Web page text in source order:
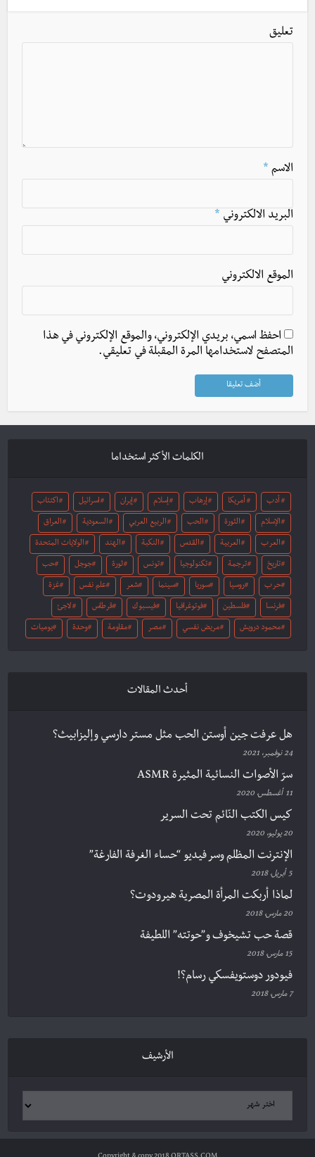
تعليق
الاسم *
البريد الالكتروني *
الموقع الالكتروني
احفظ اسمي، بريدي الإلكتروني، والموقع الإلكتروني في هذا
المتصفح لاستخدامها المرة المقبلة في تعليقي.
الكلمات الأكثر استخداما
أدب أمريكا إرهاب إسلام إيران اسرائيل اكتئاب
الإسلام الثورة الحب الربيع العربي السعودية العراق
العرب العربية القدس النكبة الهند الولايات المتحدة
تاريخ ترجمة تكنولوجيا تونس ثورة جوجل حب
حرب روسيا سوريا سينما شعر علم نفس غزة
فرنسا فلسطين فوتوغرافيا فيسبوك قرطاس لاجئ
محمود درويش مريض نفسي مصر مقاومة وحدة يوميات
أحدث المقالات
هل عرفت جين أوستن الحب مثل مستر دارسي وإليزابيث؟
24 نوفمبر، 2021
سرّ الأصوات النسائية المثيرة ASMR
11 أغسطس، 2020
كيس الكتب النّائم تحت السرير
20 يوليو، 2020
الإنترنت المظلم وسر فيديو “حساء الغرفة الفارغة”
5 أبريل، 2018
لماذا أربكت المرأة المصرية هيرودوت؟
20 مارس، 2018
قصة حب تشيخوف و”حوتته” اللطيفة
15 مارس، 2018
فيودور دوستويفسكي رسام؟!
7 مارس، 2018
الأرشيف